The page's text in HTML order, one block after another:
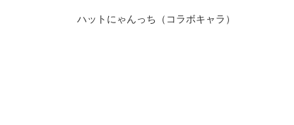
ハットにゃんっち（コラボキャラ）